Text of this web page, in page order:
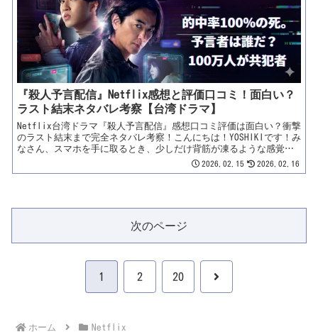
用に愛を探す姿だけ。「原作はあのパク・ミンギュの傑作小説！」
「コ・アソンが“恐竜”と呼ばれる役で激変？」「ムン・サンミン
とピョン・ヨハンの化学反応がヤバいらしい…」配信前から口コミ
や期待値評価が爆上がり中の本作、なぜこれほど注目されているの
か？その理由をYOSHIKIが徹底予習！ハンカチ必須の準備を、今のう
ちに整え...
『殺人予言配信』Netflix感想と評価口コミ！面白い？
ラスト結末ネタバレ考察【台湾ドラマ】
Netflix台湾ドラマ『殺人予言配信』感想口コミ評価は面白い？衝撃
のラスト結末まで完全ネタバレ考察！こんにちは！YOSHIKIです！み
なさん、スマホを手に取るとき、少しだけ背筋が凍るような感覚を
味わったことはありますか？本日紹介するのは、Netflixが放つ、
2026年最大の問題作となるかもしれない台湾ドラマ……『殺人予言
ット上を騒然とさせています。製作は、あの傑作『華燈初上 －夜を
ラン刑事がどう立ち向かうのか？「結局、面白い？ つまらない？」
「魔女のババの正体は誰？」「ラストはどうなるの？」そんな気に
ホヤの本作、その「ヤバさ」を徹底解説していきます！【このブ...
2026.02.15 2026.02.16
次のページ
1 2 20 次
ホーム Netflix